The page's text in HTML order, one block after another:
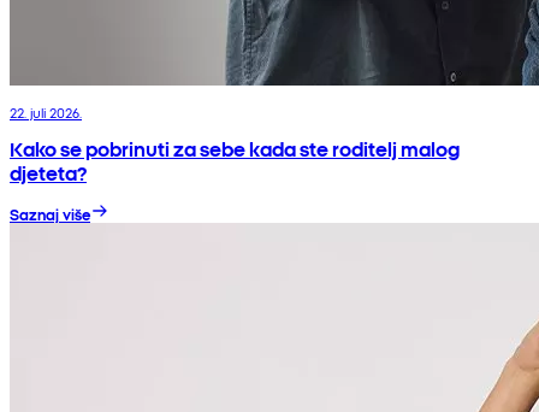
22. juli 2026.
Kako se pobrinuti za sebe kada ste roditelj malog
djeteta?
Saznaj više